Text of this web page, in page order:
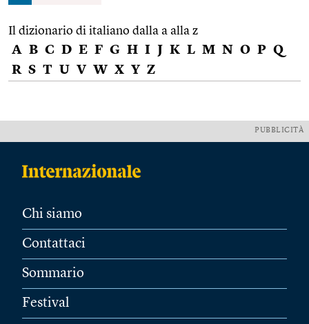
Il dizionario di italiano dalla a alla z
A B C D E F G H I J K L M N O P Q
R S T U V W X Y Z
PUBBLICITÀ
Chi siamo
Contattaci
Sommario
Festival